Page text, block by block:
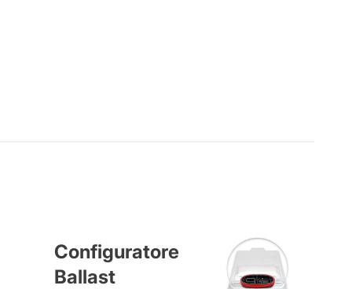
Configuratore
Ballast